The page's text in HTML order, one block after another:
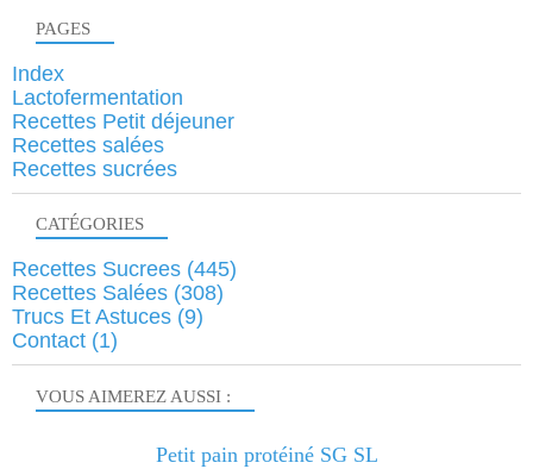
VOUS AIMEREZ AUSSI :
Petit pain protéiné SG SL
PAGES
Index
Lactofermentation
Recettes Petit déjeuner
Recettes salées
Recettes sucrées
CATÉGORIES
Recettes Sucrees (445)
Recettes Salées (308)
Trucs Et Astuces (9)
Contact (1)